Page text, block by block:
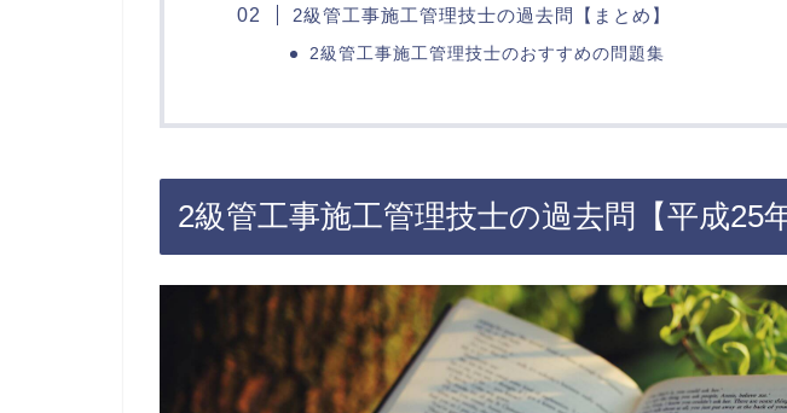
2級管工事施工管理技士の過去問【まとめ】
2級管工事施工管理技士のおすすめの問題集
2級管工事施工管理技士の過去問【平成25年